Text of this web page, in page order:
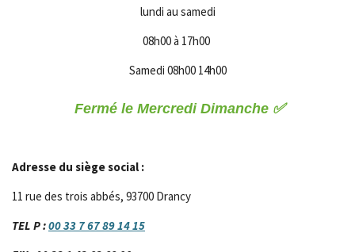
lundi au samedi
08h00 à 17h00
Samedi 08h00 14h00
Fermé le Mercredi Dimanche ✅️
Adresse du siège social :
11 rue des trois abbés, 93700 Drancy
TEL P :00 33 7 67 89 14 15